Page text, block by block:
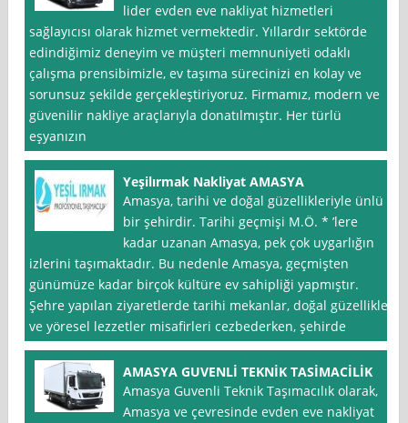
lider evden eve nakliyat hizmetleri
sağlayıcısı olarak hizmet vermektedir. Yıllardır sektörde
edindiğimiz deneyim ve müşteri memnuniyeti odaklı
çalışma prensibimizle, ev taşıma sürecinizi en kolay ve
sorunsuz şekilde gerçekleştiriyoruz. Firmamız, modern ve
güvenilir nakliye araçlarıyla donatılmıştır. Her türlü
eşyanızın
Yeşilırmak Nakliyat AMASYA
Amasya, tarihi ve doğal güzellikleriyle ünlü
bir şehirdir. Tarihi geçmişi M.Ö. * ’lere
kadar uzanan Amasya, pek çok uygarlığın
izlerini taşımaktadır. Bu nedenle Amasya, geçmişten
günümüze kadar birçok kültüre ev sahipliği yapmıştır.
Şehre yapılan ziyaretlerde tarihi mekanlar, doğal güzellikler
ve yöresel lezzetler misafirleri cezbederken, şehirde
AMASYA GUVENLİ TEKNİK TASİMACİLİK
Amasya Guvenli Teknik Taşımacılık olarak,
Amasya ve çevresinde evden eve nakliyat